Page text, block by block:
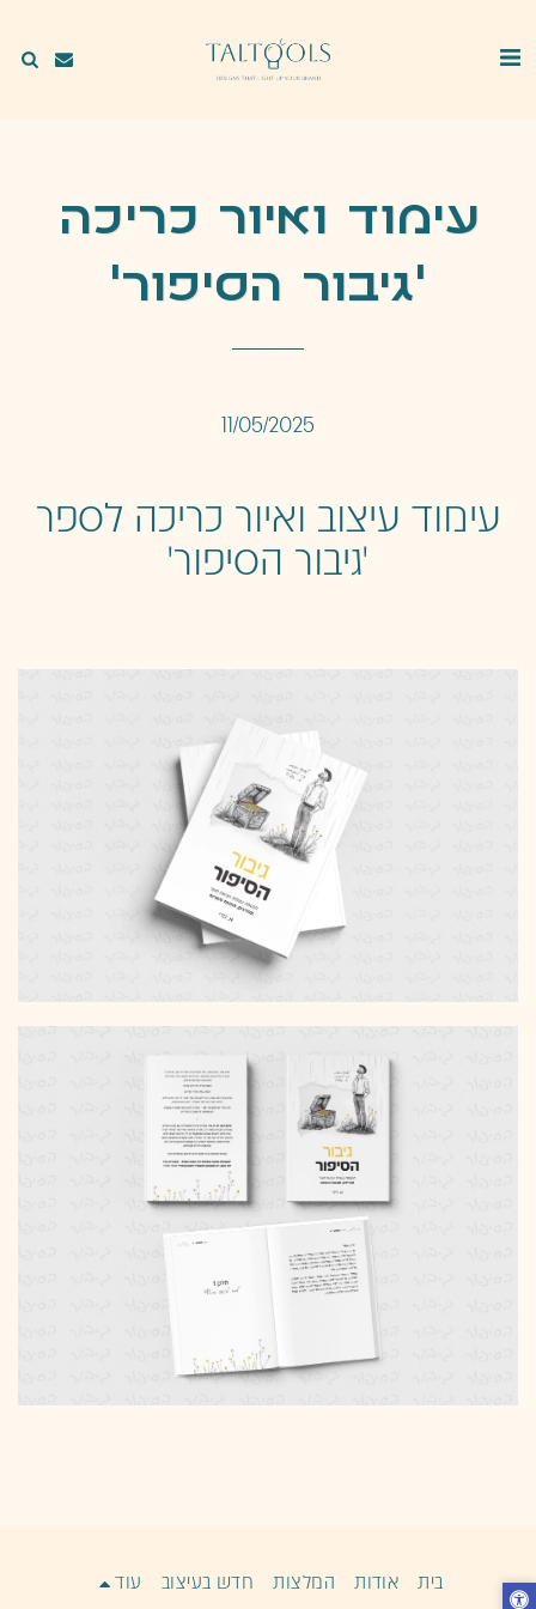
עימוד ואיור כריכה
'גיבור הסיפור'
11/05/2025
עימוד עיצוב ואיור כריכה לספר
'גיבור הסיפור'
בית אודות המלצות חדש בעיצוב עוד